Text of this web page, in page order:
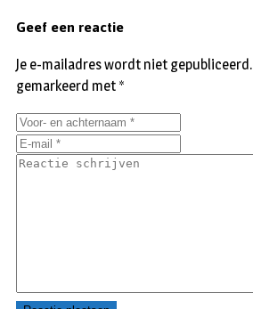
Geef een reactie
Je e-mailadres wordt niet gepubliceerd.
gemarkeerd met *